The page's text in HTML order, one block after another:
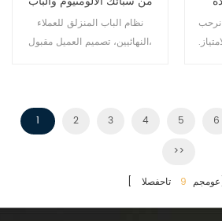
الزجاجي المنزلق
نظام الباب المنزلق للعملاء
النهائيين، تصميم العميل مقبول،
نرحب
1 2 3 4 5 6
>>
[ عومجم 9 تاحفصلا]